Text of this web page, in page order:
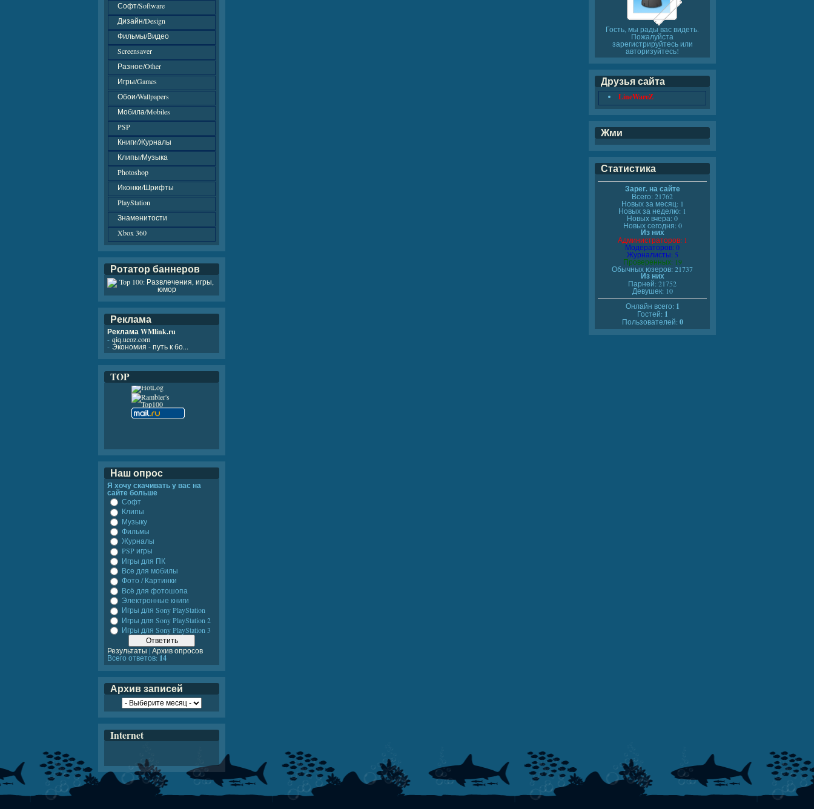
Софт/Software
Дизайн/Design
Фильмы/Видео
Screensaver
Разное/Other
Игры/Games
Обои/Wallpapers
Мобила/Mobiles
PSP
Книги/Журналы
Клипы/Музыка
Photoshop
Иконки/Шрифты
PlayStation
Знаменитости
Xbox 360
Ротатор баннеров
Реклама
Реклама WMlink.ru
- qiq.ucoz.com
- Экономия - путь к бо...
TOP
Наш опрос
Я хочу скачивать у вас на
сайте больше
Софт
Клипы
Музыку
Фильмы
Журналы
PSP игры
Игры для ПК
Все для мобилы
Фото / Картинки
Всё для фотошопа
Электронные книги
Игры для Sony PlayStation
Игры для Sony PlayStation 2
Игры для Sony PlayStation 3
Результаты |Архив опросов
Всего ответов:14
Архив записей
Internet
Гость, мы рады вас видеть.
Пожалуйста
зарегистрируйтесь или
авторизуйтесь!
Друзья сайта
LineWareZ
Жми
Статистика
Зарег. на сайте
Всего: 21762
Новых за месяц: 1
Новых за неделю: 1
Новых вчера: 0
Новых сегодня: 0
Из них
Администраторов: 1
Модераторов: 0
Журналисты: 5
Проверенных: 19
Обычных юзеров: 21737
Из них
Парней: 21752
Девушек: 10
Онлайн всего: 1
Гостей: 1
Пользователей: 0